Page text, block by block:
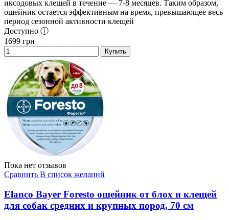
иксодовых клещей в течение — 7-8 месяцев. Таким образом,
ошейник остается эффективным на время, превышающее весь
период сезонной активности клещей
Доступно ⓘ
1699 грн
Купить
Пока нет отзывов
Сравнить В список желаний
Elanco Bayer Foresto ошейник от блох и клещей
для собак средних и крупных пород, 70 см